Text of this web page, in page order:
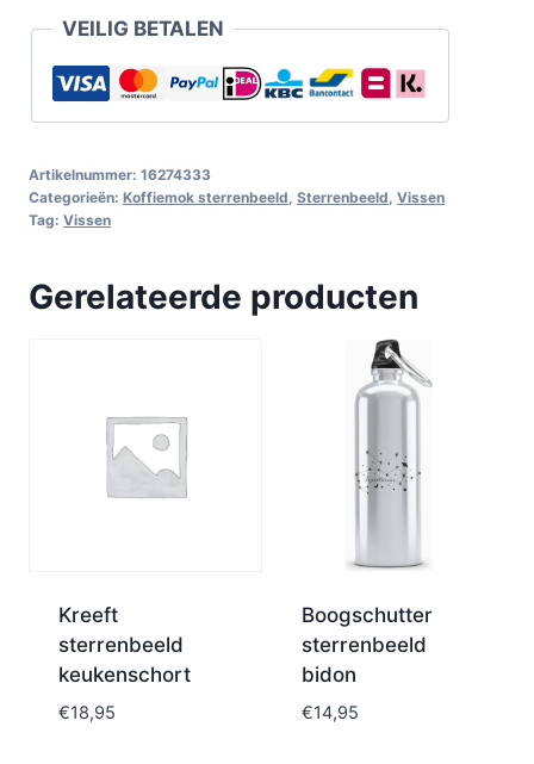
VEILIG BETALEN
Artikelnummer: 16274333
Categorieën: Koffiemok sterrenbeeld Sterrenbeeld Vissen
Tag: Vissen
Gerelateerde producten
Kreeft
sterrenbeeld
keukenschort
€18,95
Boogschutter
sterrenbeeld
bidon
€14,95